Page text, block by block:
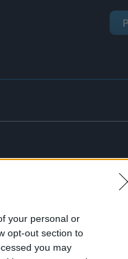
your personal or
opt-out section to
you may